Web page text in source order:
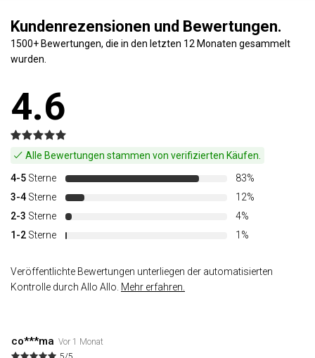
Kundenrezensionen und Bewertungen.
1500+ Bewertungen, die in den letzten 12 Monaten gesammelt
wurden.
4.6
Alle Bewertungen stammen von verifizierten Käufen.
4-5 Sterne
83%
3-4 Sterne
12%
2-3 Sterne
4%
1-2 Sterne 1%
Veröffentlichte Bewertungen unterliegen der automatisierten
Kontrolle durch Allo Allo. Mehr erfahren.
co***ma Vor 1 Monat